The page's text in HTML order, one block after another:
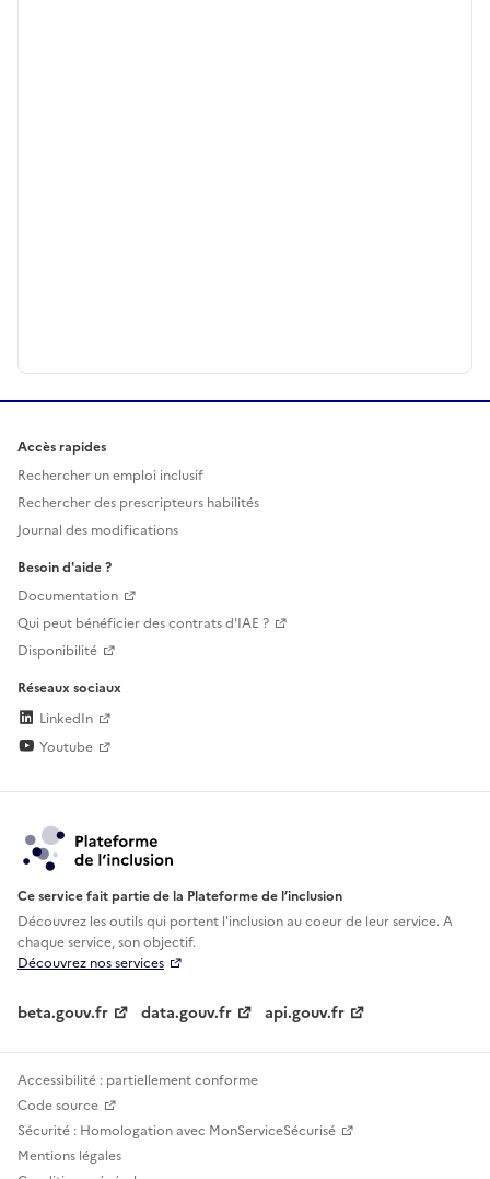
Accès rapides
Rechercher un emploi inclusif
Rechercher des prescripteurs habilités
Journal des modifications
Besoin d'aide ?
Documentation
Qui peut bénéficier des contrats d'IAE ?
Disponibilité
Réseaux sociaux
LinkedIn
Youtube
Ce service fait partie de la Plateforme de l’inclusion
Découvrez les outils qui portent l'inclusion aucoeur de leur service. A
chaque service, son objectif.
Découvrez nos services
beta.gouv.fr data.gouv.fr api.gouv.fr
Accessibilité : partiellement conforme
Code source
Sécurité : Homologation avec MonServiceSécurisé
Mentions légales